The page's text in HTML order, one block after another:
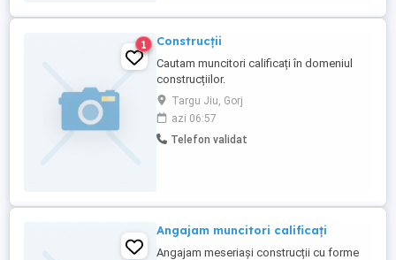
1 Construcții
Cautam muncitori calificați în domeniul
construcțiilor.
Targu Jiu, Gorj
azi 06:57
Telefon validat
Angajam muncitori calificați
Angajam meseriași construcții cu forme